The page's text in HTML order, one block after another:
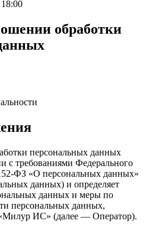
обработки
персональных данных
с требованиями Федерального
ФЗ «О персональных данных»
данных) и определяет
данных и меры по
персональных данных,
ИС» (далее — Оператор).